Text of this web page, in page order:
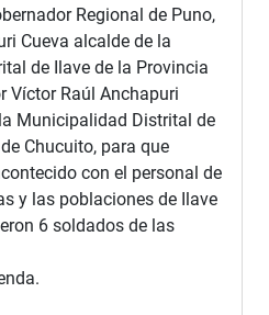
Regional de Puno,
Cueva alcalde de la
de Ilave de la Provincia
Víctor Raúl Anchapuri
Municipalidad Distrital de
Chucuito, para que
con el personal de
y las poblaciones de Ilave
6 soldados de las